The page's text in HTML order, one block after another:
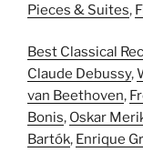
Pieces & Suites,
Best Classical
Claude Debussy,
van Beethoven,
Bonis, Oskar
Bartók, Enrique